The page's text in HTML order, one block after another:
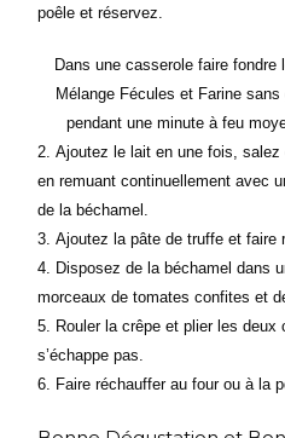
poêle et réservez.
Dans une casserole faire fondre
Mélange Fécules et Farine
pendant une minute à feu
Ajoutez le lait en une fois,
en remuant continuellement avec
de la béchamel.
Ajoutez la pâte de truffe et faire
Disposez de la béchamel dans
morceaux de tomates confites et
Rouler la crêpe et plier les
s’échappe pas.
Faire réchauffer au four ou à la